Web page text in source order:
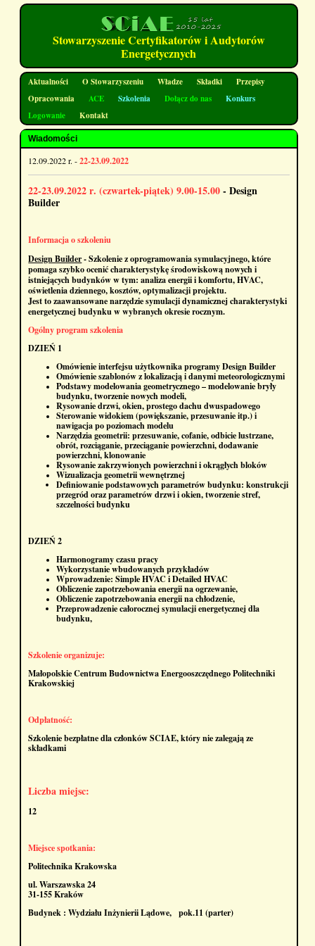
Stowarzyszenie Certyfikatorów i Audytorów
Energetycznych
Aktualności O Stowarzyszeniu Władze Składki
Przepisy
Opracowania
ACE Szkolenia Dołącz do nas
Konkurs
Logowanie
Kontakt
Wiadomości
12.09.2022 r. -22-23.09.2022
22-23.09.2022 r. (czwartek-piątek) 9.00-15.00-Design
Builder
Informacja o szkoleniu
Design Builder- Szkolenie z oprogramowania symulacyjnego, które
pomaga szybko ocenić charakterystykę środowiskową nowych i
istniejących budynków w tym: analiza energii i komfortu, HVAC,
oświetlenia dziennego, kosztów, optymalizacji projektu.
Jest to zaawansowane narzędzie symulacji dynamicznej charakterystyki
energetycznej budynku w wybranych okresie rocznym.
Ogólny program szkolenia
DZIEŃ 1
Omówienie interfejsu użytkownika programy Design Builder
Omówienie szablonów z lokalizacją i danymi meteorologicznymi
Podstawy modelowania geometrycznego – modelowanie bryły
budynku, tworzenie nowych modeli,
Rysowanie drzwi, okien, prostego dachu dwuspadowego
Sterowanie widokiem (powiększanie, przesuwanie itp.) i
nawigacja po poziomach modelu
Narzędzia geometrii: przesuwanie, cofanie, odbicie lustrzane,
obrót, rozciąganie, przeciąganie powierzchni, dodawanie
powierzchni, klonowanie
Rysowanie zakrzywionych powierzchni i okrągłych bloków
Wizualizacja geometrii wewnętrznej
Definiowanie podstawowych parametrów budynku: konstrukcji
przegród oraz parametrów drzwi i okien, tworzenie stref,
szczelności budynku
DZIEŃ 2
Harmonogramy czasu pracy
Wykorzystanie wbudowanych przykładów
Wprowadzenie: Simple HVAC i Detailed HVAC
Obliczenie zapotrzebowania energii na ogrzewanie,
Obliczenie zapotrzebowania energii na chłodzenie,
Przeprowadzenie całorocznej symulacji energetycznej dla
budynku,
Szkolenie organizuje:
Małopolskie Centrum Budownictwa Energooszczędnego Politechniki
Krakowskiej
Odpłatność:
Szkolenie bezpłatne dla członków SCIAE, który nie zalegają ze
składkami
Liczba miejsc:
12
Miejsce spotkania:
Politechnika Krakowska
ul. Warszawska 24
31-155 Kraków
Budynek : Wydziału Inżynierii Lądowe, pok.11 (parter)